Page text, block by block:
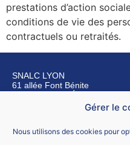
Gérer le
Nous utilisons des cookies pour
prestations d’action
conditions de vie des
contractuels ou retraités.
SNALC LYON
61 allée Font Bénite